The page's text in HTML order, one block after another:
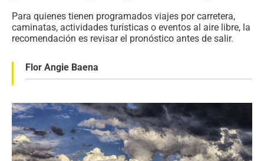
Para quienes tienen programados viajes por carretera,
caminatas, actividades turísticas o eventos al aire libre, la
recomendación es revisar el pronóstico antes de salir.
Flor Angie Baena